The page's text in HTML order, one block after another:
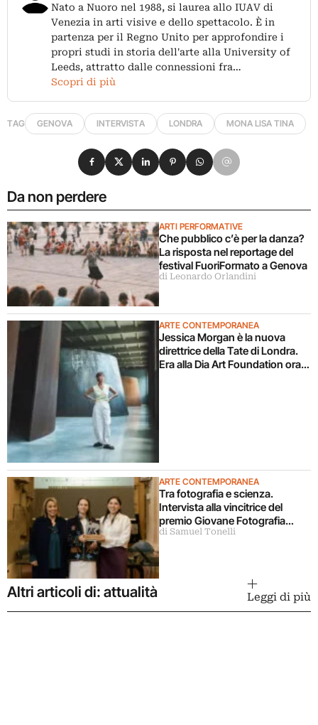
Nato a Nuoro nel 1988, si laurea allo IUAV di
Venezia in arti visive e dello spettacolo. È in
partenza per il Regno Unito per approfondire i
propri studi in storia dell'arte alla University of
Leeds, attratto dalle connessioni fra…
Scopri di più
TAG GENOVA INTERVISTA LONDRA MONA LISA TINA
Da non perdere
ARTI PERFORMATIVE
Che pubblico c’è per la danza?
La risposta nel reportage del
festival FuoriFormato a Genova
di Leonardo Orlandini
ARTE CONTEMPORANEA
Jessica Morgan è la nuova
direttrice della Tate di Londra.
Era alla Dia Art Foundation ora
ARTE CONTEMPORANEA
Tra fotografia e scienza.
Intervista alla vincitrice del
premio Giovane Fotografia
Italiana 2026
di Samuel Tonelli
Condividi su Facebook
Condividi su X
Condividi su LinkedIn
Condividi su Pinterest
Condividi su WhatsApp
Condividi su Email
Altri articoli di: attualità Leggi di più